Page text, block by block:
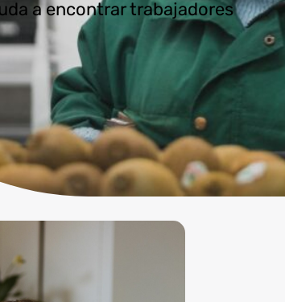
a encontrar trabajadores